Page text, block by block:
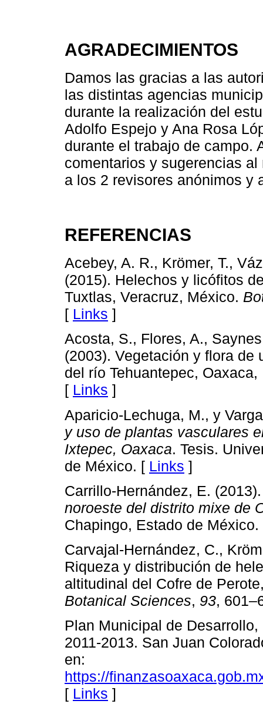
AGRADECIMIENTOS
Damos las gracias a las
las distintas agencias
durante la realización del
Adolfo Espejo y Ana Rosa
durante el trabajo de campo.
comentarios y sugerencias
a los 2 revisores anónimos y
REFERENCIAS
Acebey, A. R., Krömer, T.,
(2015). Helechos y licófitos
Tuxtlas, Veracruz, México.
[ Links ]
Acosta, S., Flores, A.,
(2003). Vegetación y flora de
del río Tehuantepec,
[ Links ]
Aparicio-Lechuga, M., y
y uso de plantas vasculares
Ixtepec, Oaxaca. Tesis.
de México. [ Links ]
Carrillo-Hernández, E.
noroeste del distrito mixe de
Chapingo, Estado de
Carvajal-Hernández, C.,
Riqueza y distribución de
altitudinal del Cofre de
Botanical Sciences, 93,
Plan Municipal de
2011-2013. San Juan
en:
https://
[ Links ]